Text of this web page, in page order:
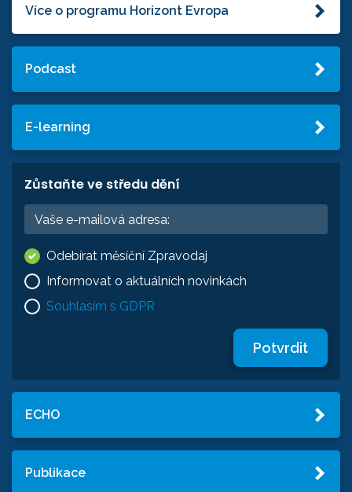
Více o programu Horizont Evropa
Podcast
E-learning
Zůstaňte ve středu dění
Odebírat měsíční Zpravodaj
Informovat o aktuálních novinkách
Souhlasím s GDPR
Potvrdit
ECHO
Publikace